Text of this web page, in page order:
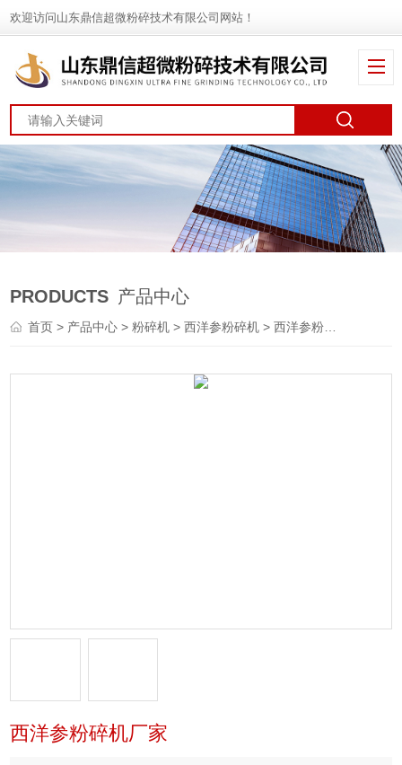
欢迎访问山东鼎信超微粉碎技术有限公司网站！
PRODUCTS 产品中心
首页> 产品中心 >粉碎机 >西洋参粉碎机 > 西洋参粉碎机厂家
西洋参粉碎机厂家